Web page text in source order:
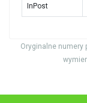
InPost
Oryginalne numery